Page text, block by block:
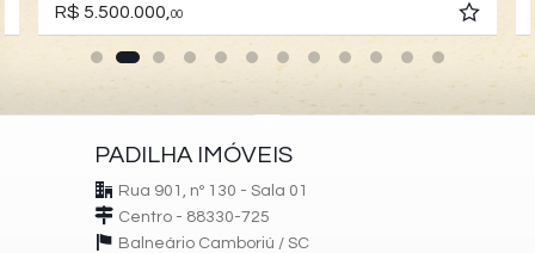
R$ 5.500.000, 00
PADILHA IMÓVEIS
Rua 901, nº 130 - Sala 01
Centro - 88330-725
Balneário Camboriú / SC